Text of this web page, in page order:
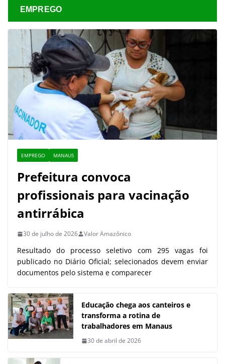
EMPREGO
EMPREGO MANAUS
Prefeitura convoca
profissionais para vacinação
antirrábica
30 de julho de 2026 Valor Amazônico
Resultado do processo seletivo com 295 vagas foi
publicado no Diário Oficial; selecionados devem enviar
documentos pelo sistema e comparecer
Educação chega aos canteiros e
transforma a rotina de
trabalhadores em Manaus
30 de abril de 2026